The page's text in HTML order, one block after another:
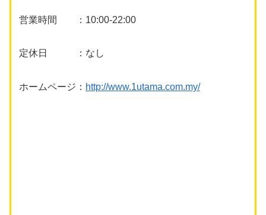
営業時間 ：10:00-22:00
定休日 ：なし
ホームページ： http://www.1utama.com.my/